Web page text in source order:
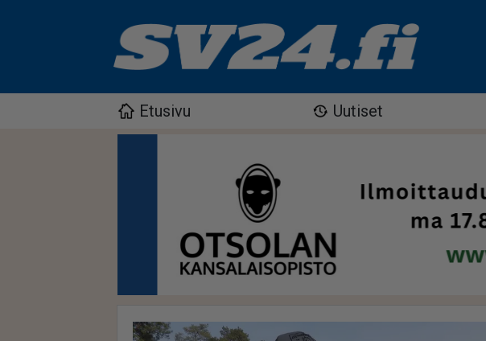
Etusivu Uutiset